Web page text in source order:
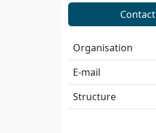
Contact
Organisation
E-mail
Structure